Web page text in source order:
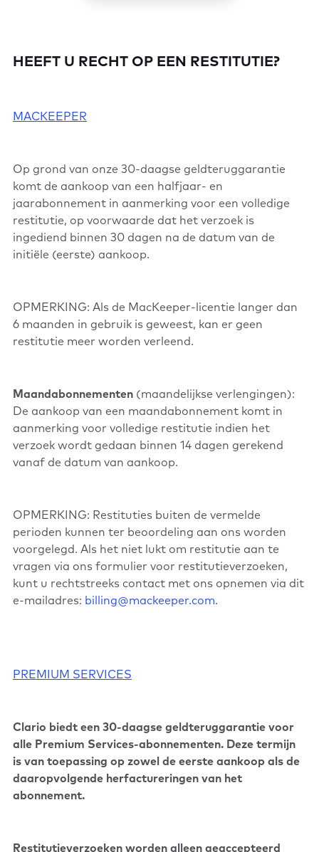
HEEFT U RECHT OP EEN RESTITUTIE?
MACKEEPER
Op grond van onze 30-daagse geldteruggarantie
komt de aankoop van een halfjaar- en
jaarabonnement in aanmerking voor een volledige
restitutie, op voorwaarde dat het verzoek is
ingediend binnen 30 dagen na de datum van de
initiële (eerste) aankoop.
OPMERKING: Als de MacKeeper-licentie langer dan
6 maanden in gebruik is geweest, kan er geen
restitutie meer worden verleend.
Maandabonnementen (maandelijkse verlengingen):
De aankoop van een maandabonnement komt in
aanmerking voor volledige restitutie indien het
verzoek wordt gedaan binnen 14 dagen gerekend
vanaf de datum van aankoop.
OPMERKING: Restituties buiten de vermelde
perioden kunnen ter beoordeling aan ons worden
voorgelegd. Als het niet lukt om restitutie aan te
vragen via ons formulier voor restitutieverzoeken,
kunt u rechtstreeks contact met ons opnemen via dit
e-mailadres: billing@mackeeper.com.
PREMIUM SERVICES
Clario biedt een 30-daagse geldteruggarantie voor
alle Premium Services-abonnementen. Deze termijn
is van toepassing op zowel de eerste aankoop als de
daaropvolgende herfactureringen van het
abonnement.
Restitutieverzoeken worden alleen geaccepteerd